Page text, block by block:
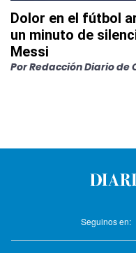
Dolor en el fútbol
un minuto de
Messi
PorRedacción Diario de
Seguinos en: